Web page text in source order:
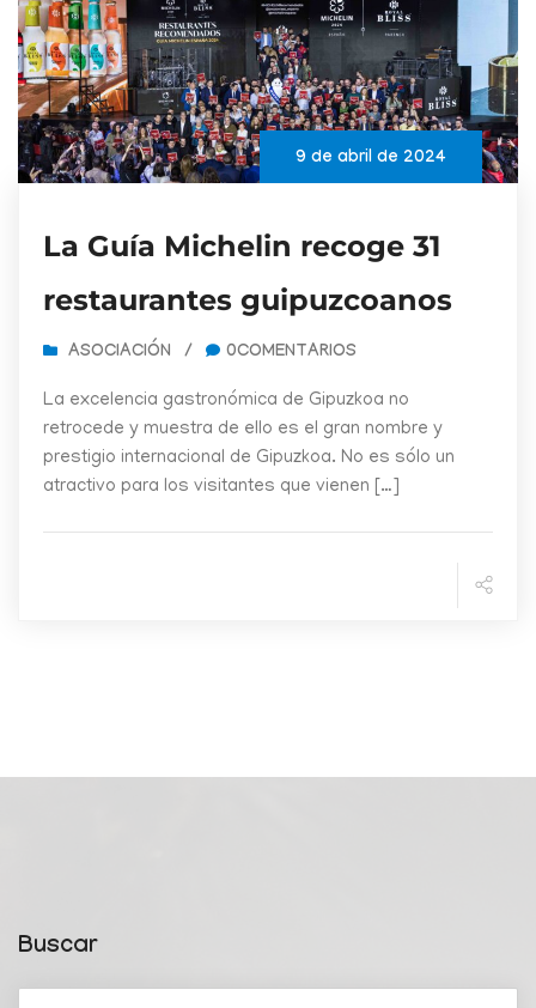
9 de abril de 2024
La Guía Michelin recoge 31
restaurantes guipuzcoanos
ASOCIACIÓN / 0COMENTARIOS
La excelencia gastronómica de Gipuzkoa no
retrocede y muestra de ello es el gran nombre y
prestigio internacional de Gipuzkoa. No es sólo un
atractivo para los visitantes que vienen […]
Buscar